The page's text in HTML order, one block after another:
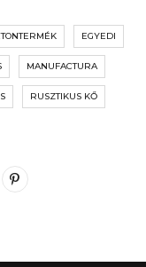
EGYEDI
MANUFACTURA
RUSZTIKUS KŐ